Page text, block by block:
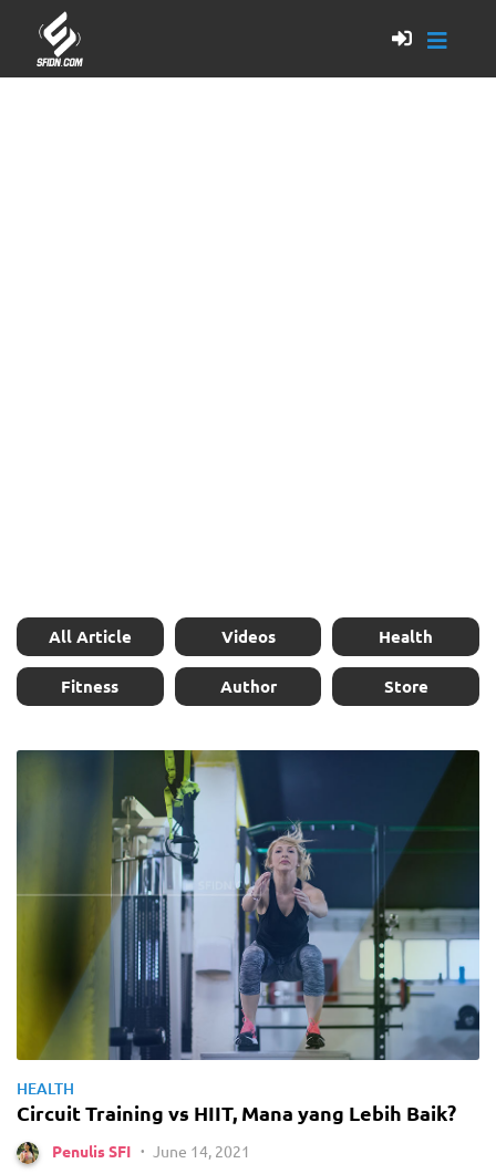
All Article Videos Health
Fitness Author Store
HEALTH
Circuit Training vs HIIT, Mana yang Lebih Baik?
Penulis SFI • June 14, 2021